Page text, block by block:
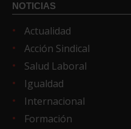
NOTICIAS
Actualidad
Acción Sindical
Salud Laboral
Igualdad
Internacional
Formación